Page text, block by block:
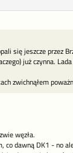
się jeszcze
już czynna.
zwichnąłem
węzła.
dawną DK1 - no